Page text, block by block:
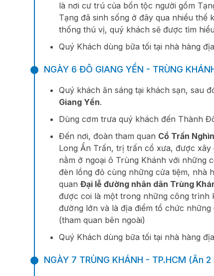
là nơi cư trú của bốn tộc người gồm
Tạng đã sinh sống ở đây qua nhiều
thống thú vị, quý khách sẽ được tìm
Quý Khách dùng bữa tối tại nhà hàng
NGÀY 6 ĐÔ GIANG YỂN - TRÙNG
Quý khách ăn sáng tại khách sạn, sau
Giang Yển.
Dùng cơm trưa quý khách đến Thành
Đến nơi, đoàn tham quan Cổ Trấn
Long Ẩn Trấn, trị trấn cổ xưa, được
nằm ở ngoại ô Trùng Khánh với những
đèn lồng đỏ cùng những cửa tiệm, nhà
quan Đại lễ đường nhân dân Trùng
được coi là một trong những công trình
đường lớn và là địa điểm tổ chức
(tham quan bên ngoài)
Quý Khách dùng bữa tối tại nhà hàng
NGÀY 7 TRÙNG KHÁNH - TP.HCM (Ăn 2